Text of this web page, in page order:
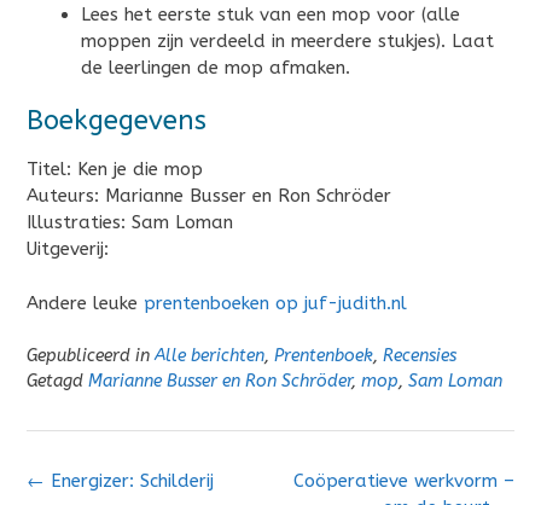
Lees het eerste stuk van een mop voor (alle
moppen zijn verdeeld in meerdere stukjes). Laat
de leerlingen de mop afmaken.
Boekgegevens
Titel: Ken je die mop
Auteurs: Marianne Busser en Ron Schröder
Illustraties: Sam Loman
Uitgeverij:
Andere leuke prentenboeken op juf-judith.nl
Gepubliceerd inAlle berichten, Prentenboek, Recensies
Getagd Marianne Busser en Ron Schröder, mop, Sam Loman
Bericht
Coöperatieve werkvorm –
← Energizer: Schilderij